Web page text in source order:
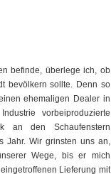
befinde, überlege ich, ob
bevölkern sollte. Denn so
ehemaligen Dealer in
vorbeiproduzierte
an den Schaufenstern
Jahr. Wir grinsten uns an,
Wege, bis er mich
Lieferung mit